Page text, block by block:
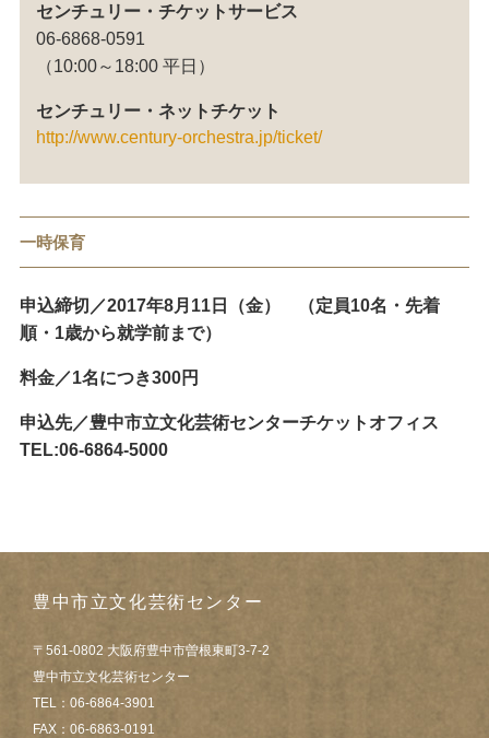
センチュリー・チケットサービス
06-6868-0591
（10:00～18:00 平日）
センチュリー・ネットチケット
http://www.century-orchestra.jp/ticket/
一時保育
申込締切／2017年8月11日（金） （定員10名・先着
順・1歳から就学前まで）
料金／1名につき300円
申込先／豊中市立文化芸術センターチケットオフィス
TEL:06-6864-5000
豊中市立文化芸術センター
〒561-0802 大阪府豊中市曽根東町3-7-2
豊中市立文化芸術センター
TEL：06-6864-3901
FAX：06-6863-0191